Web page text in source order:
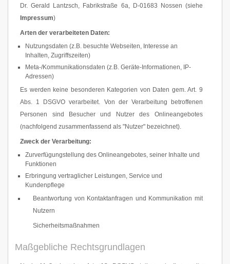
Dr. Gerald Lantzsch, Fabrikstraße 6a, D-01683 Nossen (siehe
Impressum)
Arten der verarbeiteten Daten:
Nutzungsdaten (z.B. besuchte Webseiten, Interesse an
Inhalten, Zugriffszeiten)
Meta-/Kommunikationsdaten (z.B. Geräte-Informationen, IP-
Adressen)
Es werden keine besonderen Kategorien von Daten gem. Art. 9
Abs. 1 DSGVO verarbeitet. Von der Verarbeitung betroffenen
Personen sind Besucher und Nutzer des Onlineangebotes
(nachfolgend zusammenfassend als "Nutzer" bezeichnet).
Zweck der Verarbeitung:
Zurverfügungstellung des Onlineangebotes, seiner Inhalte und
Funktionen
Erbringung vertraglicher Leistungen, Service und
Kundenpflege
Beantwortung von Kontaktanfragen und Kommunikation mit
Nutzern
Sicherheitsmaßnahmen
Maßgebliche Rechtsgrundlagen